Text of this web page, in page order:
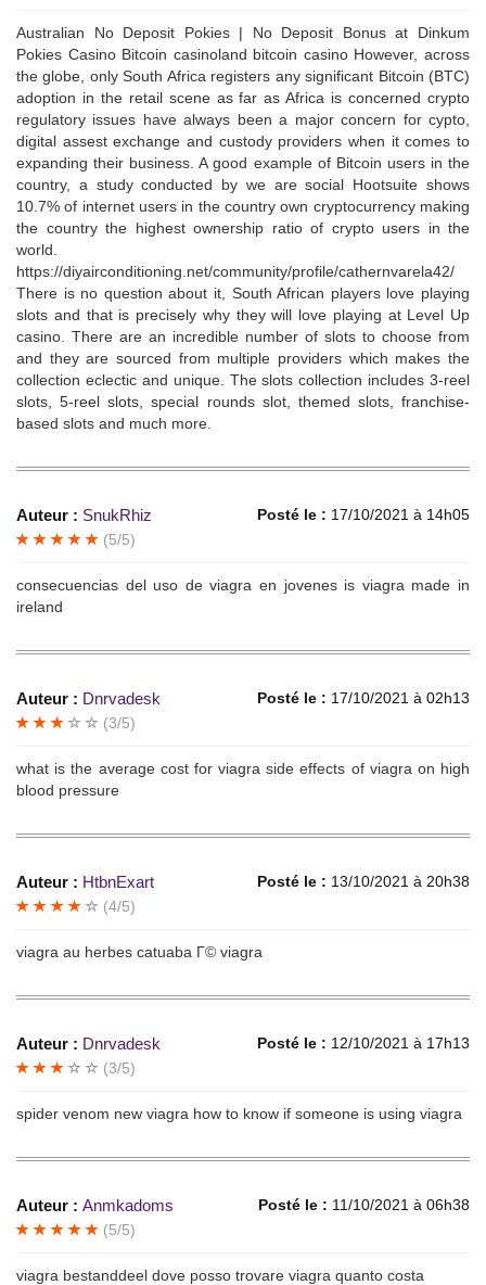
Australian No Deposit Pokies | No Deposit Bonus at Dinkum
Pokies Casino Bitcoin casinoland bitcoin casino However, across
the globe, only South Africa registers any significant Bitcoin (BTC)
adoption in the retail scene as far as Africa is concerned crypto
regulatory issues have always been a major concern for cypto,
digital assest exchange and custody providers when it comes to
expanding their business. A good example of Bitcoin users in the
country, a study conducted by we are social Hootsuite shows
10.7% of internet users in the country own cryptocurrency making
the country the highest ownership ratio of crypto users in the
world.
https://diyairconditioning.net/community/profile/cathernvarela42/
There is no question about it, South African players love playing
slots and that is precisely why they will love playing at Level Up
casino. There are an incredible number of slots to choose from
and they are sourced from multiple providers which makes the
collection eclectic and unique. The slots collection includes 3-reel
slots, 5-reel slots, special rounds slot, themed slots, franchise-
based slots and much more.
Auteur : SnukRhiz Posté le : 17/10/2021 à 14h05
(5/5)
consecuencias del uso de viagra en jovenes is viagra made in
ireland
Auteur : Dnrvadesk Posté le : 17/10/2021 à 02h13
(3/5)
what is the average cost for viagra side effects of viagra on high
blood pressure
Auteur : HtbnExart Posté le : 13/10/2021 à 20h38
(4/5)
viagra au herbes catuaba Г© viagra
Auteur : Dnrvadesk Posté le : 12/10/2021 à 17h13
(3/5)
spider venom new viagra how to know if someone is using viagra
Auteur : Anmkadoms Posté le : 11/10/2021 à 06h38
(5/5)
viagra bestanddeel dove posso trovare viagra quanto costa